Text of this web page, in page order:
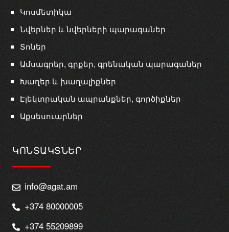
Կոսմետիկա
Նվերներ և նվերների պարագաներ
Տոներ
Ամսագրեր, գրքեր, գրենական պարագաներ
Խաղեր և խաղալիքներ
Էլեկտրական ապրանքներ, գործիքներ
Աքսեսուարներ
ԿՈՆՏԱԿՏՆԵՐ
info@agat.am
+374 80000005
+374 55209899